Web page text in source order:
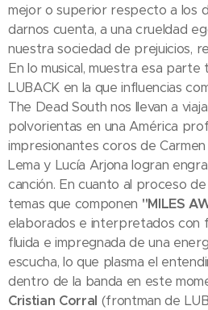
mejor o superior respecto a los
darnos cuenta, a una crueldad
nuestra sociedad de prejuicios,
En lo musical, muestra esa parte
LUBACK en la que influencias
The Dead South nos llevan a
polvorientas en una América
impresionantes coros de
Lema y Lucía Arjona logran
canción. En cuanto al proceso de
temas que componen "MILES
elaborados e interpretados con
fluida e impregnada de una
escucha, lo que plasma el
dentro de la banda en este
Cristian Corral (frontman de